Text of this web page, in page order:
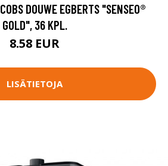
DOUWE EGBERTS "SENSEO®
GOLD", 36 KPL.
8.58 EUR
LISÄTIETOJA